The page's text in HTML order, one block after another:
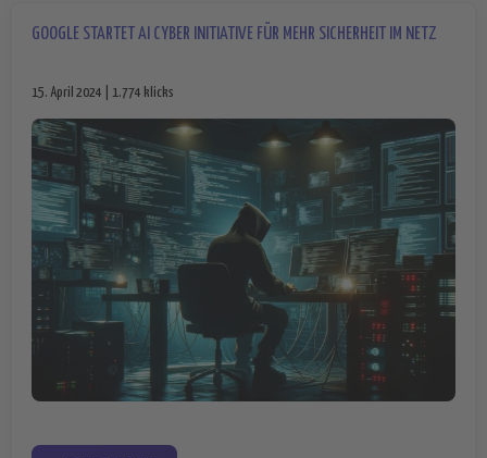
GOOGLE STARTET AI CYBER INITIATIVE FÜR MEHR SICHERHEIT IM NETZ
15. April 2024 | 1.774 klicks